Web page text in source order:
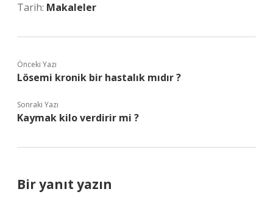
Tarih: Makaleler
Önceki Yazı
Lösemi kronik bir hastalık mıdır ?
Sonraki Yazı
Kaymak kilo verdirir mi ?
Bir yanıt yazın